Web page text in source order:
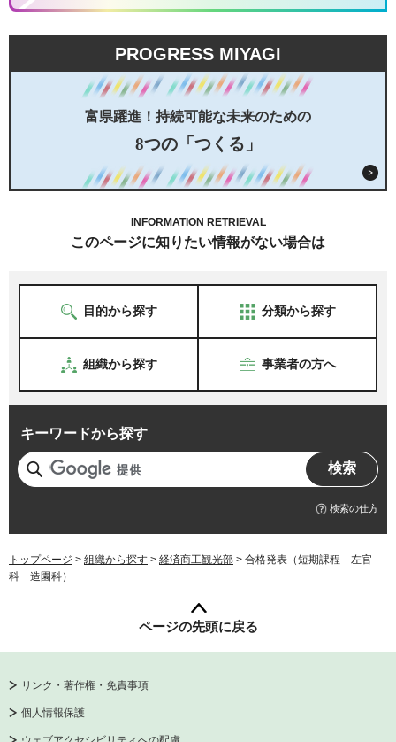
PROGRESS MIYAGI
富県躍進！持続可能な未来のための
8つの「つくる」
INFORMATION RETRIEVAL
このページに知りたい情報がない場合は
目的から探す 分類から探す
組織から探す 事業者の方へ
キーワードから探す
検索の仕方
トップページ > 組織から探す > 経済商工観光部 > 合格発表（短期課程 左官
科 造園科）
ページの先頭に戻る
リンク・著作権・免責事項
個人情報保護